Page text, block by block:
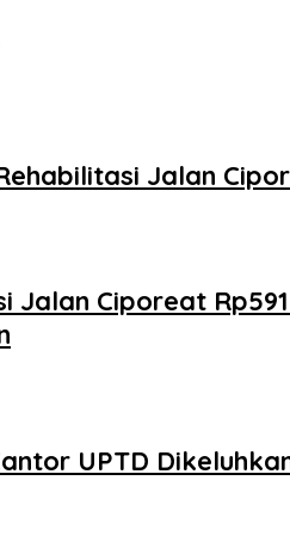
Jalan
Jalan Ciporeat
UPTD